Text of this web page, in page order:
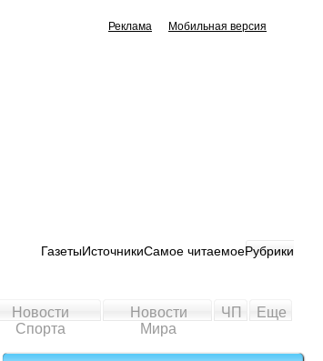
Мобильная версия
Реклама
ГазетыИсточникиСамое читаемоеРубрики
Новости
Спорта
Новости
Мира
ЧП Еще